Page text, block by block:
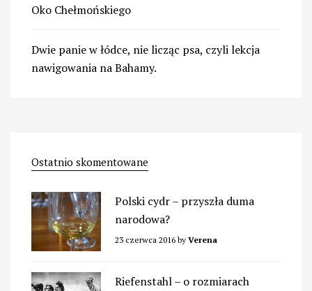
Oko Chełmońskiego
Dwie panie w łódce, nie licząc psa, czyli lekcja
nawigowania na Bahamy.
Ostatnio skomentowane
Polski cydr – przyszła duma
narodowa?
23 czerwca 2016 by Verena
Riefenstahl – o rozmiarach